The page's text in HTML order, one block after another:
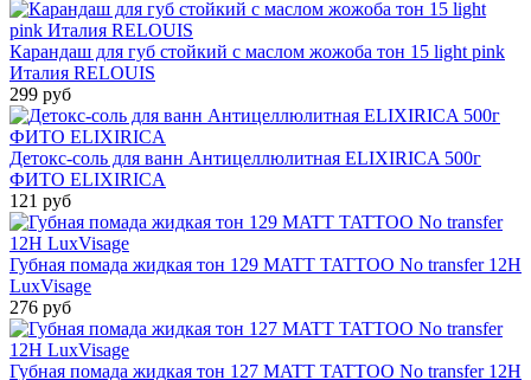
Карандаш для губ стойкий с маслом жожоба тон 15 light pink
Италия RELOUIS
299 руб
Детокс-соль для ванн Антицеллюлитная ELIXIRICA 500г
ФИТО ELIXIRICA
121 руб
Губная помада жидкая тон 129 MATT TATTOO No transfer 12H
LuxVisage
276 руб
Губная помада жидкая тон 127 MATT TATTOO No transfer 12H